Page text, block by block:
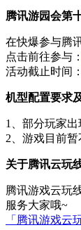
腾讯游园会第
在快爆参与腾
点击前往参与：
活动截止时间
机型配置要求
1、部分玩家
2、游戏目前
关于腾讯云玩
腾讯游戏云玩
服务大家哦~
「腾讯游戏云